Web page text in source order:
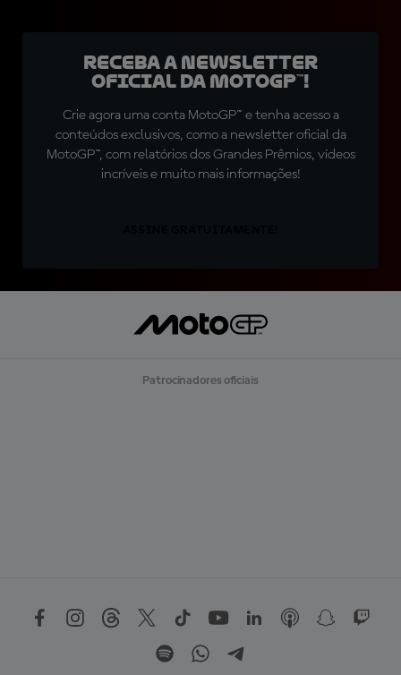
Receba a newsletter
oficial da MotoGP™!
Crie agora uma conta MotoGP™ e tenha acesso a
conteúdos exclusivos, como a newsletter oficial da
MotoGP™, com relatórios dos Grandes Prêmios, vídeos
incríveis e muito mais informações!
Patrocinadores oficiais